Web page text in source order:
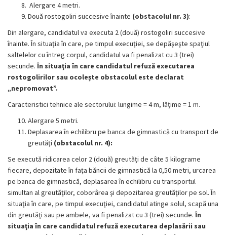
Alergare 4 metri.
Două rostogoliri succesive înainte (obstacolul nr. 3):
Din alergare, candidatul va executa 2 (două) rostogoliri succesive
înainte. În situaţia în care, pe timpul execuţiei, se depăşeşte spaţiul
saltelelor cu întreg corpul, candidatul va fi penalizat cu 3 (trei)
secunde. În situaţia în care candidatul refuză executarea
rostogolirilor sau ocolește obstacolul este declarat
„nepromovat”.
Caracteristici tehnice ale sectorului: lungime = 4 m, lăţime = 1 m.
Alergare 5 metri.
Deplasarea în echilibru pe banca de gimnastică cu transport de
greutăţi (obstacolul nr. 4):
Se execută ridicarea celor 2 (două) greutăţi de câte 5 kilograme
fiecare, depozitate în faţa băncii de gimnastică la 0,50 metri, urcarea
pe banca de gimnastică, deplasarea în echilibru cu transportul
simultan al greutăţilor, coborârea şi depozitarea greutăţilor pe sol. În
situaţia în care, pe timpul execuţiei, candidatul atinge solul, scapă una
din greutăţi sau pe ambele, va fi penalizat cu 3 (trei) secunde. În
situaţia în care candidatul refuză executarea deplasării sau